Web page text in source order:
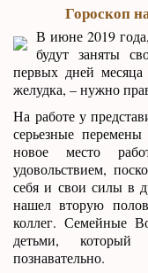
Гороскоп
В июне 2019
будут заняты
первых дней месяца
желудка, – нужно
На работе у
серьезные
новое место
удовольствием,
себя и свои силы в
нашел вторую
коллег. Семейные
детьми,
познавательно.